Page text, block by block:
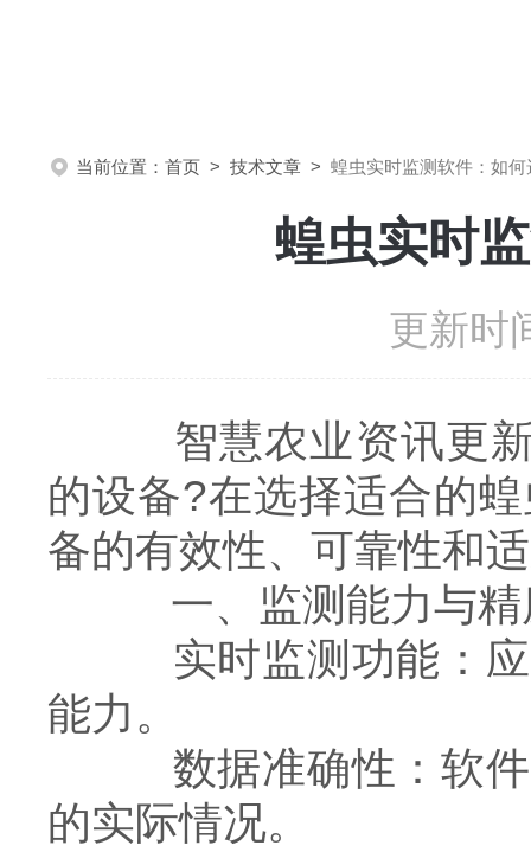
当前位置： 首页 > 技术文章 > 蝗虫实时监测软件：如
蝗虫实时
更新时
智慧农业资讯更新
的设备?在选择适合的
备的有效性、可靠性和
一、监测能力与精
实时监测功能：应
能力。
数据准确性：软件
的实际情况。